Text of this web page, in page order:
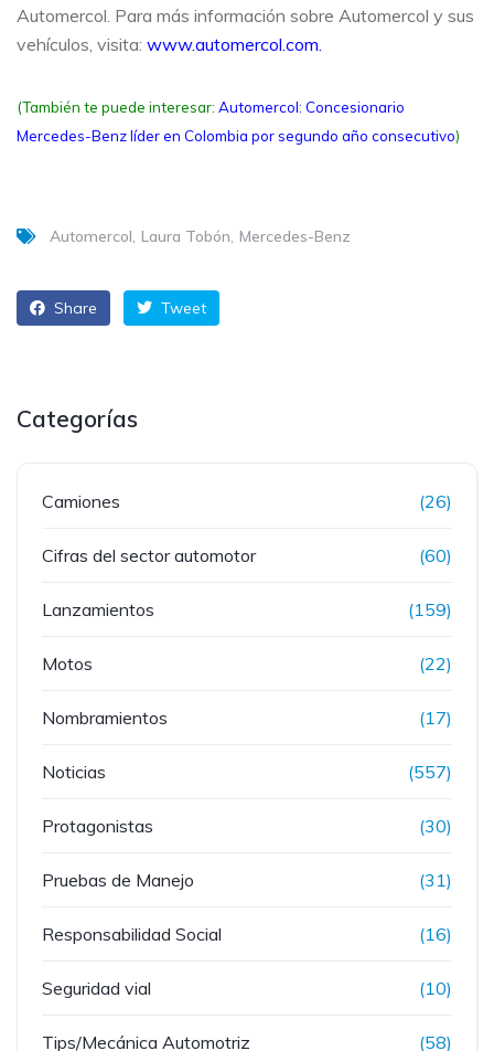
Automercol. Para más información sobre Automercol y sus
vehículos, visita: www.automercol.com.
(También te puede interesar: Automercol: Concesionario
Mercedes-Benz líder en Colombia por segundo año consecutivo)
Automercol Laura Tobón Mercedes-Benz
Share Tweet
Categorías
Camiones (26)
Cifras del sector automotor (60)
Lanzamientos (159)
Motos (22)
Nombramientos (17)
Noticias (557)
Protagonistas (30)
Pruebas de Manejo (31)
Responsabilidad Social (16)
Seguridad vial (10)
Tips/Mecánica Automotriz (58)